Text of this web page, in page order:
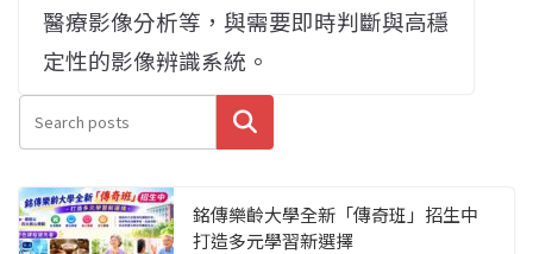
醫療影像分析等，與需要即時判斷與高穩
定性的影像辨識系統。
搜尋
銘傳樂齡大學全新「傳奇班」招生中
打造多元學習新選擇